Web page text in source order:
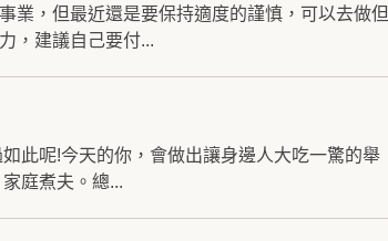
業，但最近還是要保持適度的謹慎，可以去做但
，建議自己要付...
此呢!今天的你，會做出讓身邊人大吃一驚的舉
庭煮夫。總...